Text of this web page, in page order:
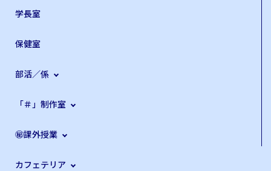
学長室
保健室
部活／係
「＃」制作室
㊙課外授業
カフェテリア